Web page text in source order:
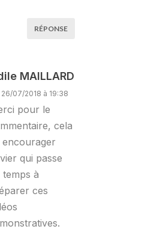
RÉPONSE
MAILLARD
26/07/2018 à 19:38
pour le
cela
encourager
qui passe
temps à
ces